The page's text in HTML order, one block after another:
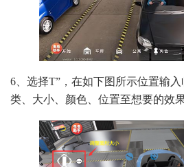
6、选择T”，在如下图所示位置输
类、大小、颜色、位置至想要的效